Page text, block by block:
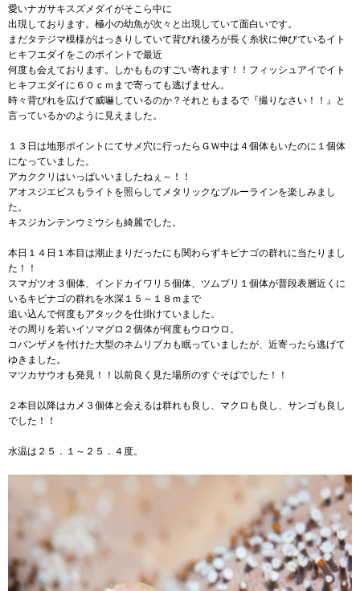
愛いナガサキスズメダイがそこら中に
出現しております。極小の幼魚が次々と出現していて面白いです。
まだタテジマ模様がはっきりしていて背びれ後ろが長く糸状に伸びているイト
ヒキフエダイをこのポイントで最近
何度も会えております。しかもものすごい寄れます！！フィッシュアイでイト
ヒキフエダイに６０ｃｍまで寄っても逃げません。
時々背びれを広げて威嚇しているのか？それともまるで『撮りなさい！！』と
言っているかのように見えました。
１３日は地形ポイントにてサメ穴に行ったらＧＷ中は４個体もいたのに１個体
になっていました。
アカククリはいっぱいいましたねぇ～！！
アオスジエビスもライトを照らしてメタリックなブルーラインを楽しみまし
た。
キスジカンテンウミウシも綺麗でした。
本日１４日１本目は潮止まりだったにも関わらずキビナゴの群れに当たりまし
た！！
スマガツオ３個体、インドカイワリ５個体、ツムブリ１個体が普段表層近くに
いるキビナゴの群れを水深１５～１８ｍまで
追い込んで何度もアタックを仕掛けていました。
その周りを若いイソマグロ２個体が何度もウロウロ。
コバンザメを付けた大型のネムリブカも眠っていましたが、近寄ったら逃げて
ゆきました。
マツカサウオも発見！！以前良く見た場所のすぐそばでした！！
２本目以降はカメ３個体と会えるは群れも良し、マクロも良し、サンゴも良し
でした！！
水温は２５．１～２５．４度。